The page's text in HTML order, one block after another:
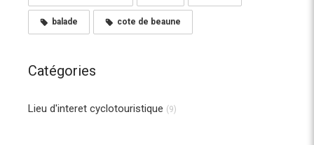
balade cote de beaune
Catégories
Lieu d'interet cyclotouristique (9)